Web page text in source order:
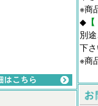
※商
◆
別
下
※商